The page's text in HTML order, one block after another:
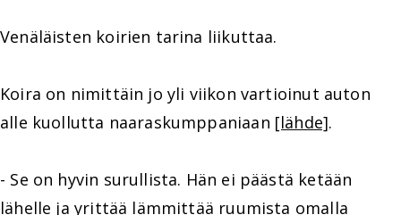
Venäläisten koirien tarina liikuttaa.
Koira on nimittäin jo yli viikon vartioinut auton
alle kuollutta naaraskumppaniaan [lähde].
- Se on hyvin surullista. Hän ei päästä ketään
lähelle ja yrittää lämmittää ruumista omalla